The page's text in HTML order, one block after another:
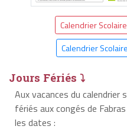
Calendrier Scolaire
Calendrier Scolaire
Jours Fériés ⤵
Aux vacances du calendrier
fériés aux congés de
les dates :